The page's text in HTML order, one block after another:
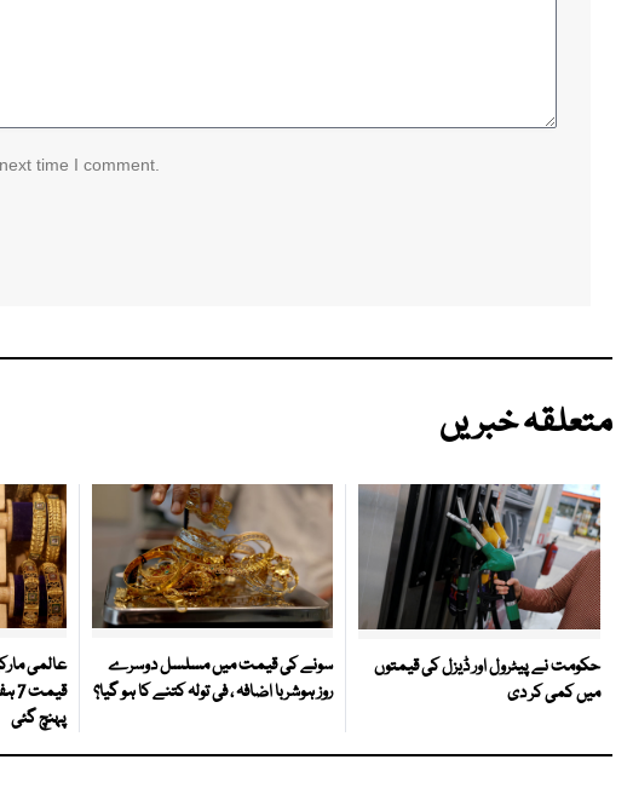
time I comment.
متعلقہ خبریں
حکومت نے پیٹرول اور ڈیزل کی قیمتوں
میں کمی کر دی
سونے کی قیمت میں مسلسل دوسرے
روز ہوشربا اضافہ ، فی تولہ کتنے کا ہو گیا؟
عالمی
پہنچ گئی